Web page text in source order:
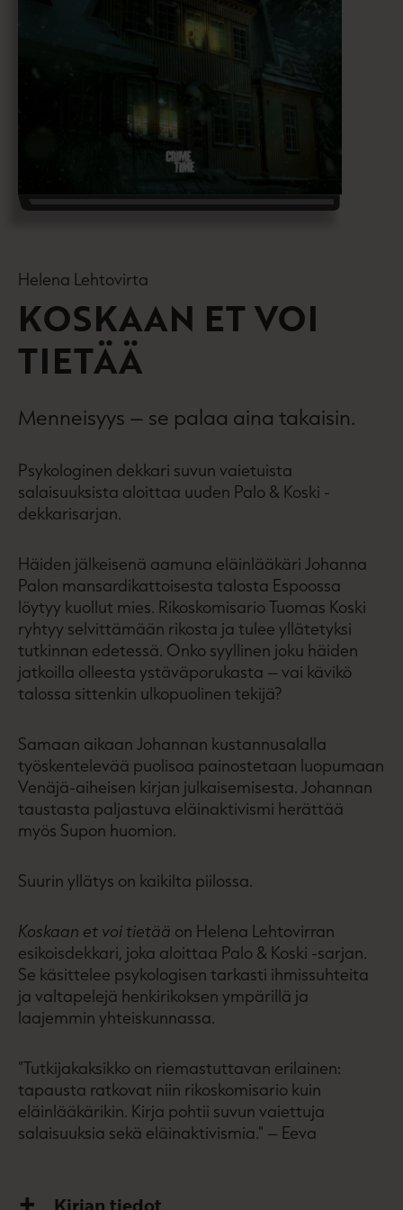
Helena Lehtovirta
KOSKAAN ET VOI
TIETÄÄ
Menneisyys – se palaa aina takaisin.
Psykologinen dekkari suvun vaietuista
salaisuuksista aloittaa uuden Palo & Koski -
dekkarisarjan.
Häiden jälkeisenä aamuna eläinlääkäri Johanna
Palon mansardikattoisesta talosta Espoossa
löytyy kuollut mies. Rikoskomisario Tuomas Koski
ryhtyy selvittämään rikosta ja tulee yllätetyksi
tutkinnan edetessä. Onko syyllinen joku häiden
jatkoilla olleesta ystäväporukasta – vai kävikö
talossa sittenkin ulkopuolinen tekijä?
Samaan aikaan Johannan kustannusalalla
työskentelevää puolisoa painostetaan luopumaan
Venäjä-aiheisen kirjan julkaisemisesta. Johannan
taustasta paljastuva eläinaktivismi herättää
myös Supon huomion.
Suurin yllätys on kaikilta piilossa.
Koskaan et voi tietää on Helena Lehtovirran
esikoisdekkari, joka aloittaa Palo & Koski -sarjan.
Se käsittelee psykologisen tarkasti ihmissuhteita
ja valtapelejä henkirikoksen ympärillä ja
laajemmin yhteiskunnassa.
"Tutkijakaksikko on riemastuttavan erilainen:
tapausta ratkovat niin rikoskomisario kuin
eläinlääkärikin. Kirja pohtii suvun vaiettuja
salaisuuksia sekä eläinaktivismia." – Eeva
Kirjan tiedot